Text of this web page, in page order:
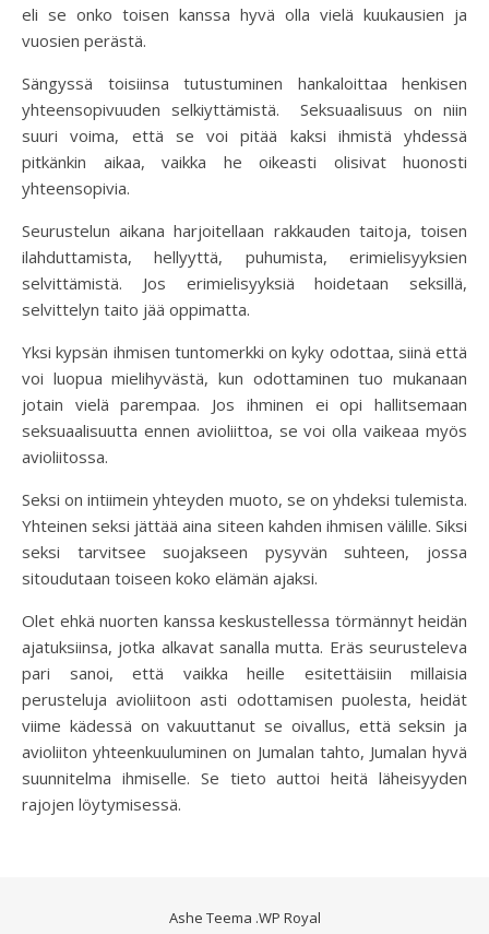
eli se onko toisen kanssa hyvä olla vielä kuukausien ja
vuosien perästä.
Sängyssä toisiinsa tutustuminen hankaloittaa henkisen
yhteensopivuuden selkiyttämistä. Seksuaalisuus on niin
suuri voima, että se voi pitää kaksi ihmistä yhdessä
pitkänkin aikaa, vaikka he oikeasti olisivat huonosti
yhteensopivia.
Seurustelun aikana harjoitellaan rakkauden taitoja, toisen
ilahduttamista, hellyyttä, puhumista, erimielisyyksien
selvittämistä. Jos erimielisyyksiä hoidetaan seksillä,
selvittelyn taito jää oppimatta.
Yksi kypsän ihmisen tuntomerkki on kyky odottaa, siinä että
voi luopua mielihyvästä, kun odottaminen tuo mukanaan
jotain vielä parempaa. Jos ihminen ei opi hallitsemaan
seksuaalisuutta ennen avioliittoa, se voi olla vaikeaa myös
avioliitossa.
Seksi on intiimein yhteyden muoto, se on yhdeksi tulemista.
Yhteinen seksi jättää aina siteen kahden ihmisen välille. Siksi
seksi tarvitsee suojakseen pysyvän suhteen, jossa
sitoudutaan toiseen koko elämän ajaksi.
Olet ehkä nuorten kanssa keskustellessa törmännyt heidän
ajatuksiinsa, jotka alkavat sanalla mutta. Eräs seurusteleva
pari sanoi, että vaikka heille esitettäisiin millaisia
perusteluja avioliitoon asti odottamisen puolesta, heidät
viime kädessä on vakuuttanut se oivallus, että seksin ja
avioliiton yhteenkuuluminen on Jumalan tahto, Jumalan hyvä
suunnitelma ihmiselle. Se tieto auttoi heitä läheisyyden
rajojen löytymisessä.
Ashe Teema .WP Royal